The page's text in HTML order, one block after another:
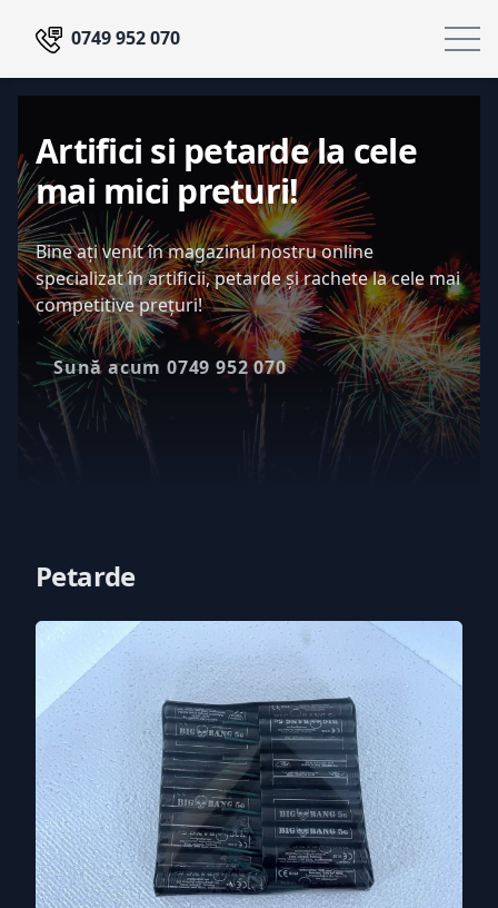
0749 952 070
Artifici si petarde la cele
mai mici preturi!
Bine ați venit în magazinul nostru online
specializat în artificii, petarde și rachete la cele mai
competitive prețuri!
Sună acum 0749 952 070
Petarde